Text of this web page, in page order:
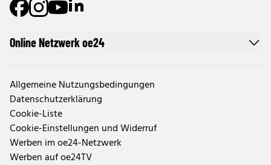
Online Netzwerk oe24
Allgemeine Nutzungsbedingungen
Datenschutzerklärung
Cookie-Liste
Cookie-Einstellungen und Widerruf
Werben im oe24-Netzwerk
Werben auf oe24TV